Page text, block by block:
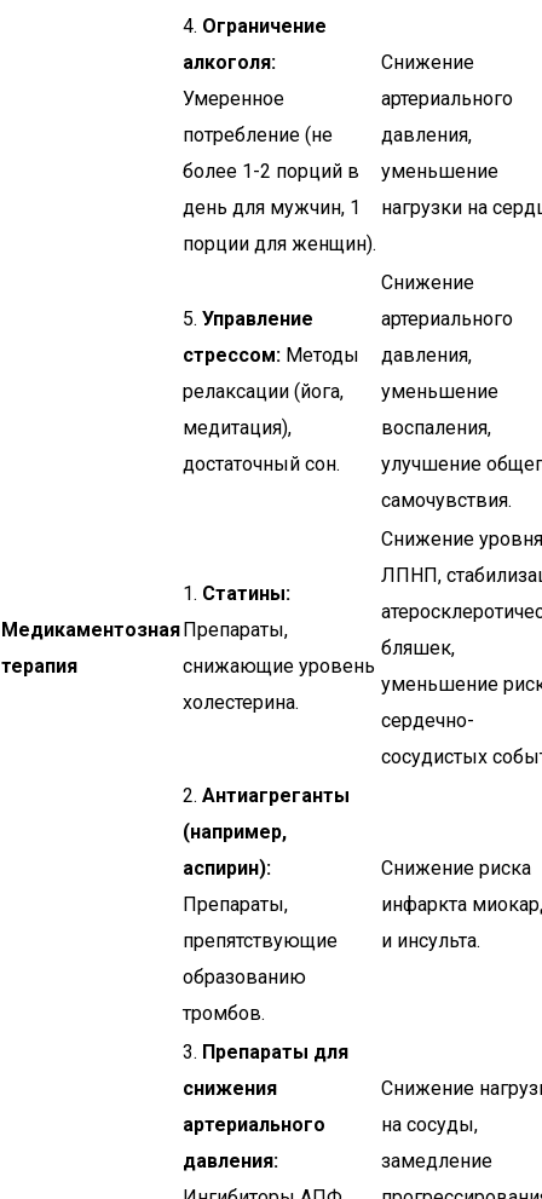
4. Ограничение
алкоголя:
Умеренное
потребление (не
более 1-2 порций в
день для мужчин, 1
порции для женщин).
Снижение
артериального
давления,
уменьшение
нагрузки на
5. Управление
стрессом: Методы
релаксации (йога,
медитация),
достаточный сон.
Снижение
артериального
давления,
уменьшение
воспаления,
улучшение
самочувствия.
Медикаментозная
терапия
1. Статины:
Препараты,
снижающие уровень
холестерина.
Снижение уровня
ЛПНП,
бляшек,
уменьшение
сердечно-
сосудистых
2. Антиагреганты
(например,
аспирин):
Препараты,
препятствующие
образованию
тромбов.
Снижение риска
инфаркта
и инсульта.
3. Препараты для
снижения
артериального
давления:
Снижение
на сосуды,
замедление